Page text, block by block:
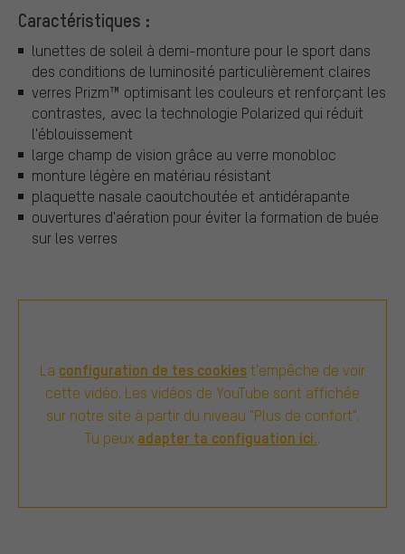
Caractéristiques :
lunettes de soleil à demi-monture pour le sport dans
des conditions de luminosité particulièrement claires
verres Prizm™ optimisant les couleurs et renforçant les
contrastes, avec la technologie Polarized qui réduit
l'éblouissement
large champ de vision grâce au verre monobloc
monture légère en matériau résistant
plaquette nasale caoutchoutée et antidérapante
ouvertures d'aération pour éviter la formation de buée
sur les verres
La configuration de tes cookiest'empêche de voir
cette vidéo. Les vidéos de YouTube sont affichée
sur notre site à partir du niveau "Plus de confort".
Tu peux adapter ta configuation ici..